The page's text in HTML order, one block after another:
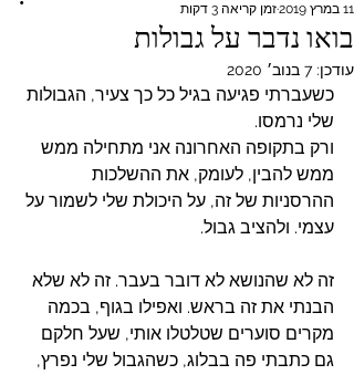
בואו נדבר על גבולות
11 במרץ 2019
זמן קריאה 3 דקות
עודכן: 7 בנוב׳ 2020
כשעברתי פגיעה בגיל כל כך צעיר, הגבולות
שלי נרמסו.
ורק בתקופה האחרונה אני מתחילה ממש
ממש להבין, לעומק, את ההשלכות
ההרסניות של זה, על היכולת שלי לשמור על
עצמי. ולהציב גבול.
זה לא שהנושא לא דובר בעבר. זה לא שלא
הבנתי את זה בראש. ואפילו בגוף, בכמה
מקרים סוערים שטלטלו אותי, שעל חלקם
גם כתבתי פה בבלוג, כשהגבול שלי נפרץ,